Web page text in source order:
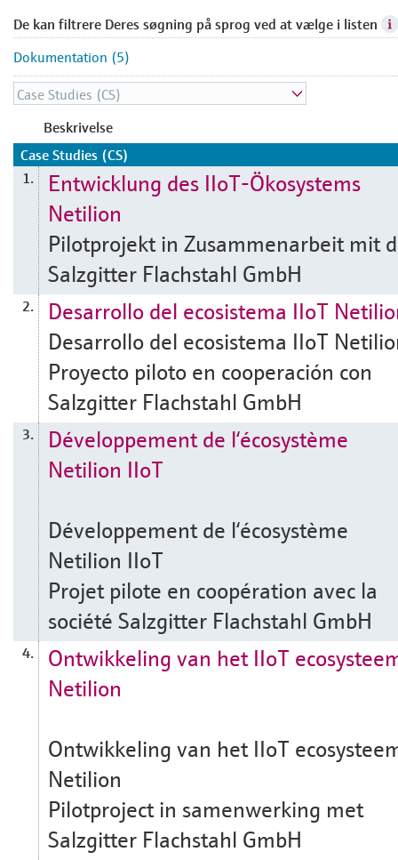
De kan filtrere Deres søgning på sprog ved at vælge i listen
Dokumentation (5)
Beskrivelse
Case Studies (CS)
1.
Entwicklung des IIoT-Ökosystems
Netilion
Pilotprojekt in Zusammenarbeit mit
Salzgitter Flachstahl GmbH
2.
Desarrollo del ecosistema IIoT
Desarrollo del ecosistema IIoT
Proyecto piloto en cooperación con
Salzgitter Flachstahl GmbH
3.
Développement de l‘écosystème
Netilion IIoT
Développement de l‘écosystème
Netilion IIoT
Projet pilote en coopération avec la
société Salzgitter Flachstahl GmbH
4.
Ontwikkeling van het IIoT
Netilion
Ontwikkeling van het IIoT
Netilion
Pilotproject in samenwerking met
Salzgitter Flachstahl GmbH